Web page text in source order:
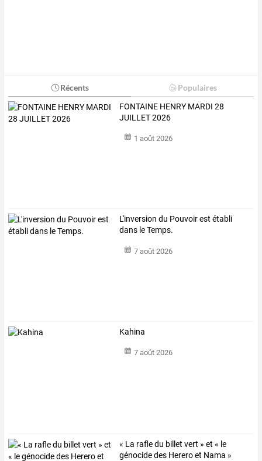
Récents Populaires
FONTAINE HENRY MARDI 28
JUILLET 2026
1 août 2026
L'inversion du Pouvoir est établi
dans le Temps.
7 août 2026
Kahina
7 août 2026
« La rafledu billet vert » et « le
génocidedes Hereroet Nama »